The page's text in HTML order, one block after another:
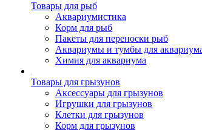
Товары для рыб
Аквариумистика
Корм для рыб
Пакеты для переноски рыб
Аквариумы и тумбы для
Химия для аквариума
Товары для грызунов
Аксессуары для грызунов
Игрушки для грызунов
Клетки для грызунов
Корм для грызунов